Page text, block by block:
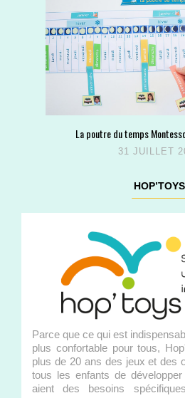
La poutre du temps
31 JUILLET
HOP’TOYS
Parce que ce qui est
plus confortable pour tous,
plus de 20 ans des jeux et des
tous les enfants de
aient des besoins